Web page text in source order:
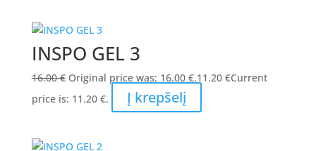
INSPO GEL 3
16.00€ Original price was: 16.00 €.11.20 €Current
price is: 11.20 €.
Į krepšelį